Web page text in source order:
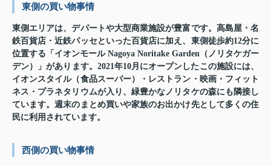
東側の買い物事情
東側エリアは、デパートや大型商業施設が豊富です。高島屋・名
鉄百貨店・近鉄パッセといった百貨店に加え、東側徒歩約12分に
位置する 「イオンモール Nagoya Noritake Garden（ノリタケガー
デン）」があります。2021年10月にオープンしたこの施設には、
イオンスタイル（食品スーパー）・レストラン・映画・フィット
ネス・プラネタリウムが入り、緑豊かなノリタケの森にも隣接し
ています。週末のまとめ買いや家族のお出かけ先として多くの住
民に利用されています。
西側の買い物事情